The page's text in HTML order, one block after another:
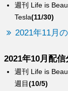
週刊 Life is
Tesla(11/30)
2021年11月
2021年10月配信
週刊 Life is
週目(10/5)